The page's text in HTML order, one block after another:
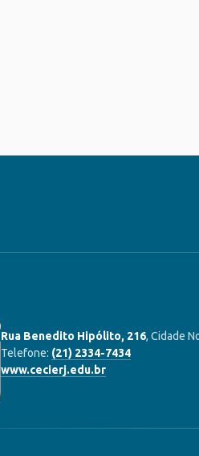
Rua Benedito Hipólito, 216, Cidade
Telefone: (21) 2334-7434
www.cecierj.edu.br